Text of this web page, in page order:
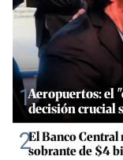
1Aeropuertos: el
decisión crucial
2El Banco
sobrante de $4